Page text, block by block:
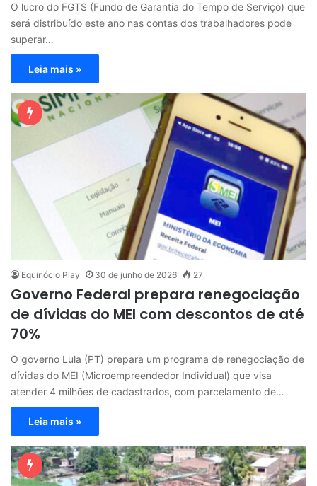
O lucro do FGTS (Fundo de Garantia do Tempo de Serviço) que
será distribuído este ano nas contas dos trabalhadores pode
superar…
Leia mais »
Equinócio Play 30 de junho de 2026 27
Governo Federal prepara renegociação
de dívidas do MEI com descontos de até
70%
O governo Lula (PT) prepara um programa de renegociação de
dívidas do MEI (Microempreendedor Individual) que visa
atender 4 milhões de cadastrados, com parcelamento de…
Leia mais »